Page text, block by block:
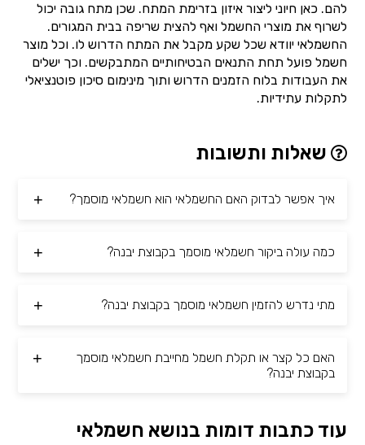
להם. כאן חיוני ליצור איזון בזרימת המתח. שכן מתח גובה יכול
לשרוף את מוצרי החשמל ואף להצית שריפה בבית המגורים.
החשמלאי יוודא שכל שקע מקבל את המתח הדרוש לו. וכל מוצר
חשמל פועל תחת התנאים הבטיחותיים המתבקשים. וכך ישלים
את העבודות בלוח הזמנים הדרוש ותוך מינימום סיכון פוטנציאלי
לתקלות עתידיות.
שאלות ותשובות
איך אפשר לבדוק האם החשמלאי הוא חשמלאי מוסמך?
כמה עולה ביקור חשמלאי מוסמך בקבוצת יבנה?
מתי נדרש להזמין חשמלאי מוסמך בקבוצת יבנה?
האם כל קצר או תקלת חשמל מחייבת חשמלאי מוסמך
בקבוצת יבנה?
עוד כתבות דומות בנושא חשמלאי